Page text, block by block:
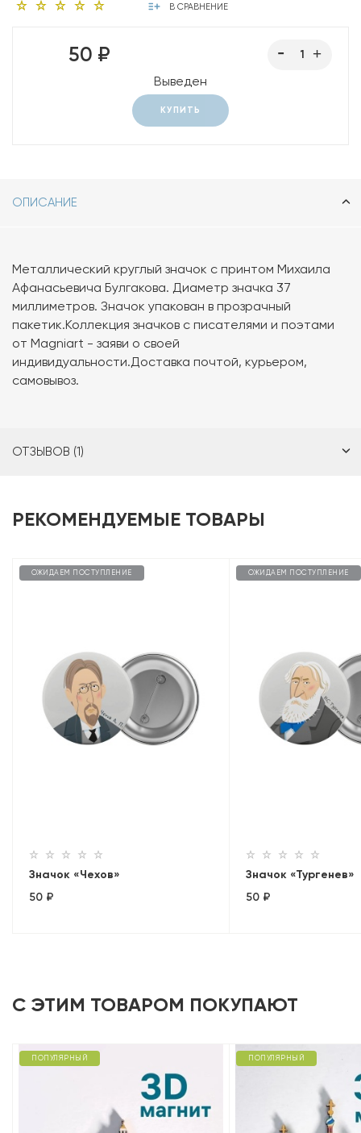
В СРАВНЕНИЕ
50 ₽
Выведен
КУПИТЬ
ОПИСАНИЕ
Металлический круглый значок с принтом Михаила
Афанасьевича Булгакова. Диаметр значка 37
миллиметров. Значок упакован в прозрачный
пакетик.Коллекция значков с писателями и поэтами
от Magniart - заяви о своей
индивидуальности.Доставка почтой, курьером,
самовывоз.
ОТЗЫВОВ (1)
РЕКОМЕНДУЕМЫЕ ТОВАРЫ
ОЖИДАЕМ ПОСТУПЛЕНИЕ
Значок «Чехов»
50 ₽
ОЖИДАЕМ ПОСТУПЛЕНИЕ
Значок «Тургенев»
50 ₽
С ЭТИМ ТОВАРОМ ПОКУПАЮТ
ПОПУЛЯРНЫЙ ПОПУЛЯРНЫЙ